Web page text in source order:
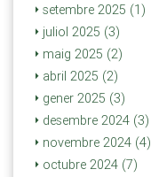
setembre 2025 (1)
juliol 2025 (3)
maig 2025 (2)
abril 2025 (2)
gener 2025 (3)
desembre 2024 (3)
novembre 2024 (4)
octubre 2024 (7)